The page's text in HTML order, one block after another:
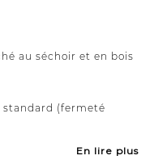
au séchoir et en bois
standard (fermeté
En lire plus